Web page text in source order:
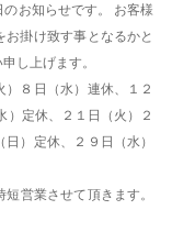
お知らせです。 お客様
掛け致す事となるかと
し上げます。
）８日（水）連休、１２
）定休、２１日（火）２
）定休、２９日（水）
営業させて頂きます。